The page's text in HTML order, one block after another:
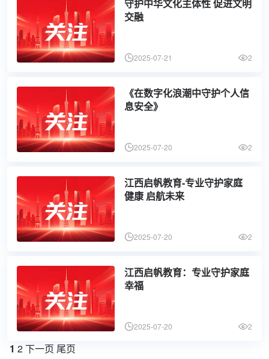
守护中华文化主体性 促进文明
交融
2025-07-21 2
《在数字化浪潮中守护个人信
息安全》
2025-07-20 2
江西启帆教育-专业守护家庭
健康 启航未来
2025-07-20 2
江西启帆教育：专业守护家庭
幸福
2025-07-20 2
1 2下一页 尾页